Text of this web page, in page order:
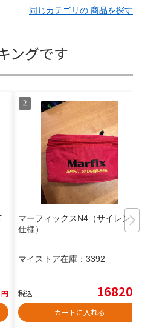
同じカテゴリの 商品を探す
ングです
円
マーフィックスN4（サイレント
仕様）
マイストア在庫： 3392
税込 16820
カートに入れる